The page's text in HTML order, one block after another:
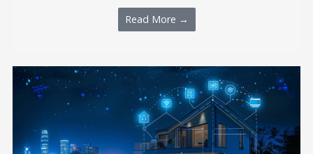
Read More →